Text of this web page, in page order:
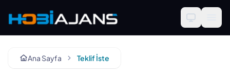
Ana Sayfa Teklif İste